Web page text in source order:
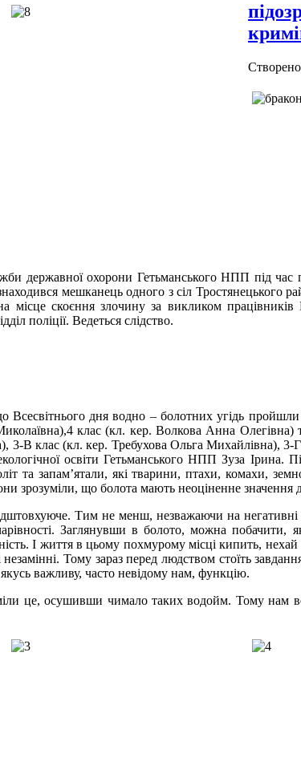
державної охорони Гетьманського НПП під час
мешканець одного з сіл
місце скоєння злочину за викликом працівників
поліції. Ведеться слідство.
дня водно – болотних угідь пройшли
клас (кл. кер. Волкова Анна
3-В клас (кл. кер. Требухова Ольга Михайлівна), 3-
освіти Гетьманського НПП Зуза Ірина.
та запам’ятали, які тварини, птахи, комахи,
зрозуміли, що болота мають неоціненне
Тим не менш, незважаючи на негативні
Заглянувши в болото, можна побачити,
І життя в цьому похмурому місці кипить,
незамінні. Тому зараз перед людством стоїть
важливу, часто невідому нам, функцію.
це, осушивши чимало таких водойм. Тому нам